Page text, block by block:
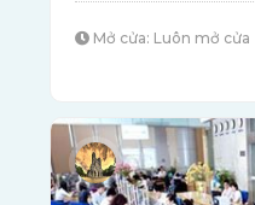
Mở cửa: Luôn mở cửa